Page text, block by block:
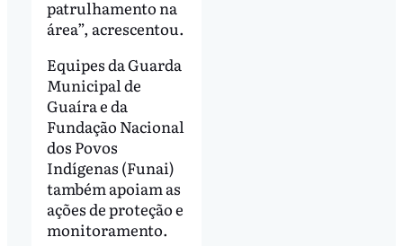
patrulhamento na
área”, acrescentou.
Equipes da Guarda
Municipal de
Guaíra e da
Fundação Nacional
dos Povos
Indígenas (Funai)
também apoiam as
ações de proteção e
monitoramento.